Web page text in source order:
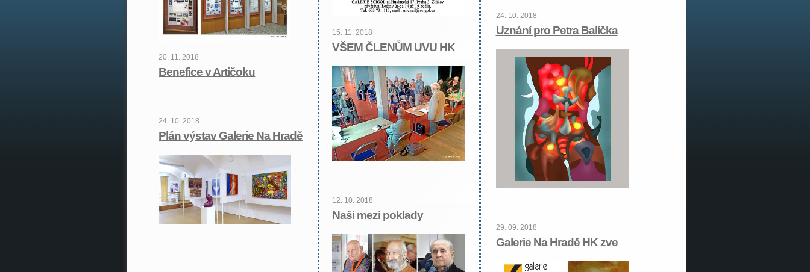
20. 11. 2018
Benefice v Artičoku
24. 10. 2018
Plán výstav Galerie Na Hradě
24. 10. 2018
Uznání pro Petra Balíčka
29. 09. 2018
Galerie Na Hradě HK zve
15. 11. 2018
VŠEM ČLENŮM UVU HK
12. 10. 2018
Naši mezi poklady